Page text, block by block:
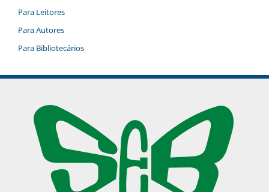
Para Leitores
Para Autores
Para Bibliotecários